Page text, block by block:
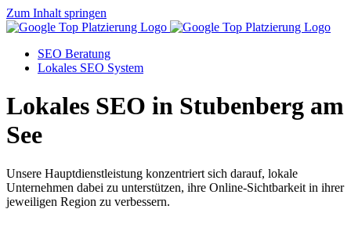
Zum Inhalt springen
SEO Beratung
Lokales SEO System
Lokales SEO in Stubenberg am
See
Unsere Hauptdienstleistung konzentriert sich darauf, lokale
Unternehmen dabei zu unterstützen, ihre Online-Sichtbarkeit in ihrer
jeweiligen Region zu verbessern.